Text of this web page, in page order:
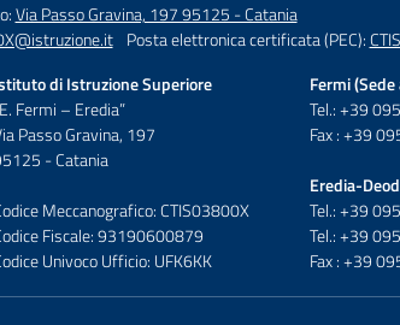
Via Passo Gravina, 197 95125 - Catania
Posta elettronica certificata (PEC):
di Istruzione Superiore
Fermi – Eredia”
Passo Gravina, 197
- Catania
Meccanografico: CTIS03800X
Fiscale: 93190600879
Univoco Ufficio: UFK6KK
Fermi
Tel.: +39
Fax : +39
Eredia-
Tel.: +39
Tel.: +39
Fax : +39